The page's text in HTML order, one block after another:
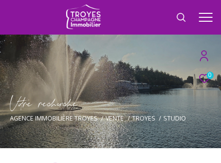
0
Vore recece
AGENCE IMMOBILIÈRE TROYES VENTE TROYES STUDIO